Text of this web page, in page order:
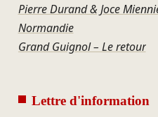
Pierre Durand & Joce
Normandie
Grand Guignol – Le retour
Lettre d'information